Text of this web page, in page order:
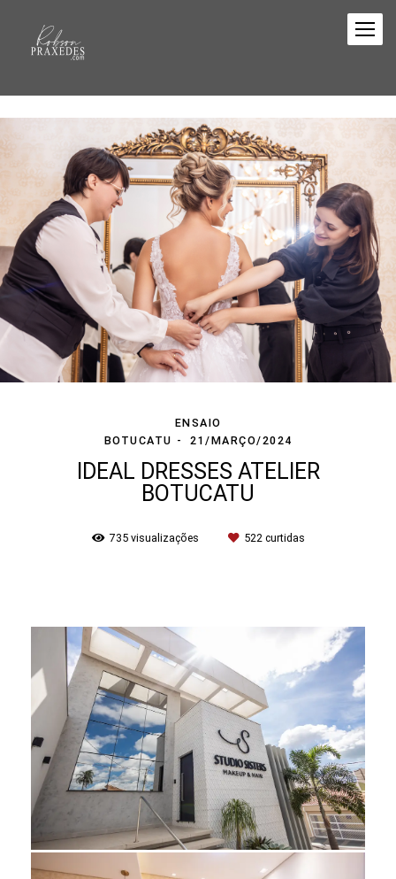
ENSAIO
BOTUCATU
21/MARÇO/2024
IDEAL DRESSES ATELIER
BOTUCATU
735visualizações 522 curtidas